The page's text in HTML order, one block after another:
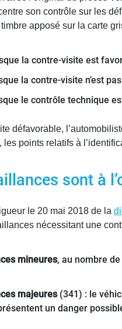
son contrôle sur les
apposé sur la carte
la contre-visite est
la contre-visite n’est
le contrôle technique
défavorable,
les points relatifs à
sont à
le 20 mai 2018 de la
nécessitant une
mineures, au nombre
majeures(341) : le
un danger